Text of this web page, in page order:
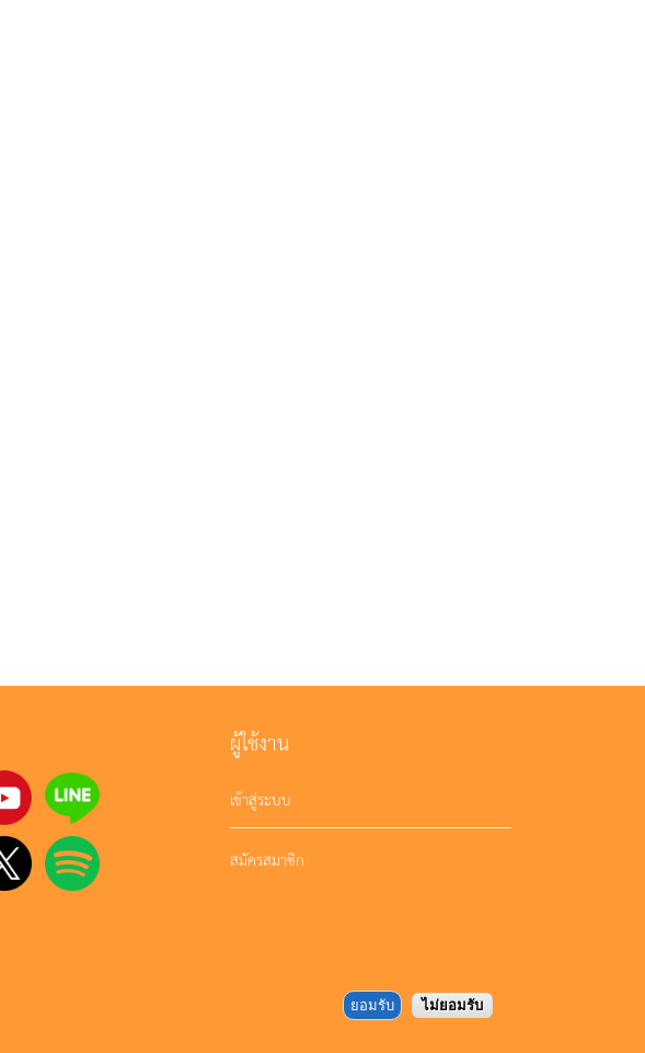
ผู้ใช้งาน
เข้าสู่ระบบ
สมัครสมาชิก
ยอมรับ ไม่ยอมรับ